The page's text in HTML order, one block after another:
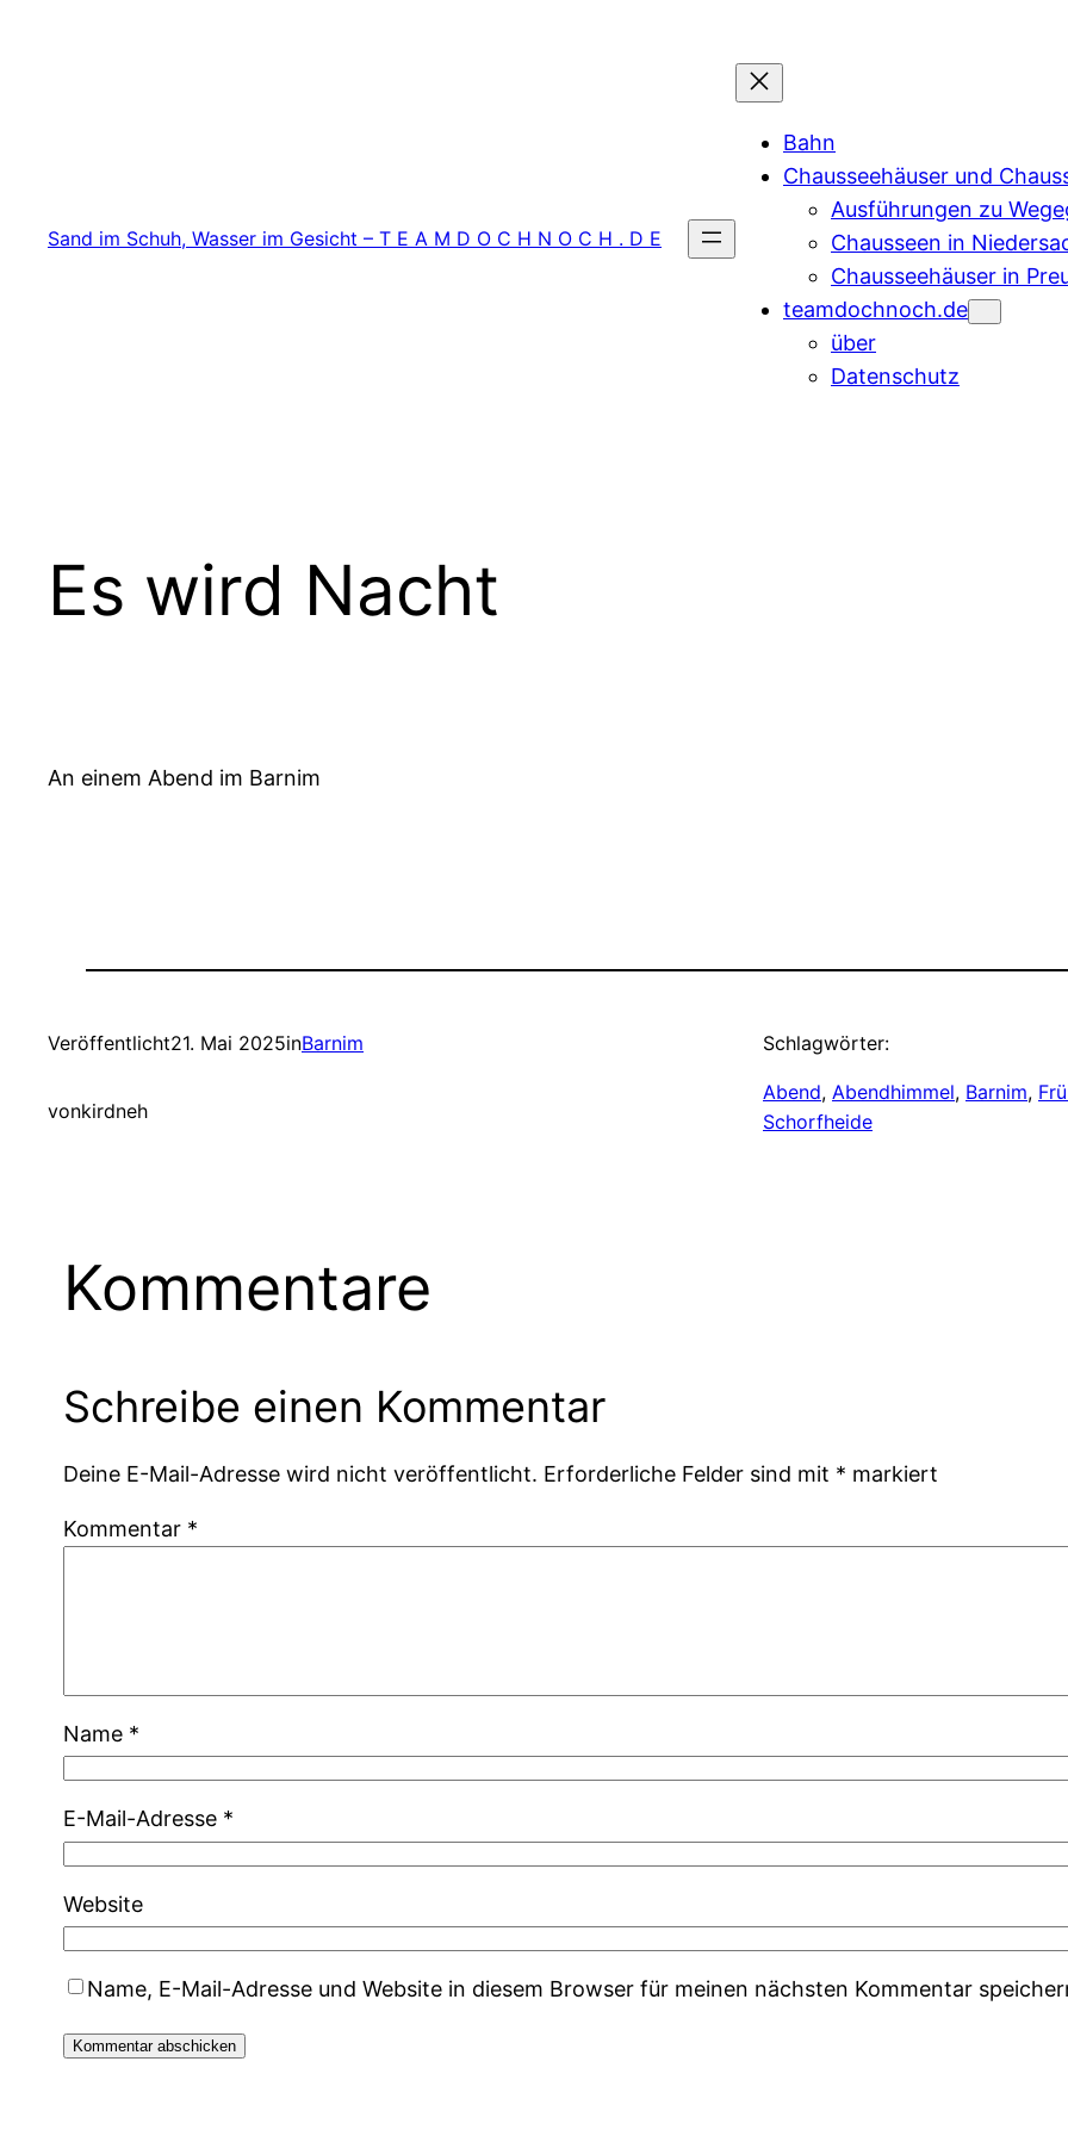
Sand im Schuh, Wasser im Gesicht – T E A M D O C H N O C H . D E
Bahn
Chausseehäuser und
Ausführungen zu
Chausseen in
Chausseehäuser in
teamdochnoch.de
über
Datenschutz
Es wird Nacht
An einem Abend im Barnim
Veröffentlicht21. Mai 2025inBarnim
vonkirdneh
Schlagwörter:
Abend, Abendhimmel, Barnim,
Schorfheide
Kommentare
Schreibe einen Kommentar
Deine E-Mail-Adresse wird nicht veröffentlicht. Erforderliche Felder sind mit * markiert
Kommentar *
Name *
E-Mail-Adresse *
Website
Name, E-Mail-Adresse und Website in diesem Browser für meinen nächsten Kommentar